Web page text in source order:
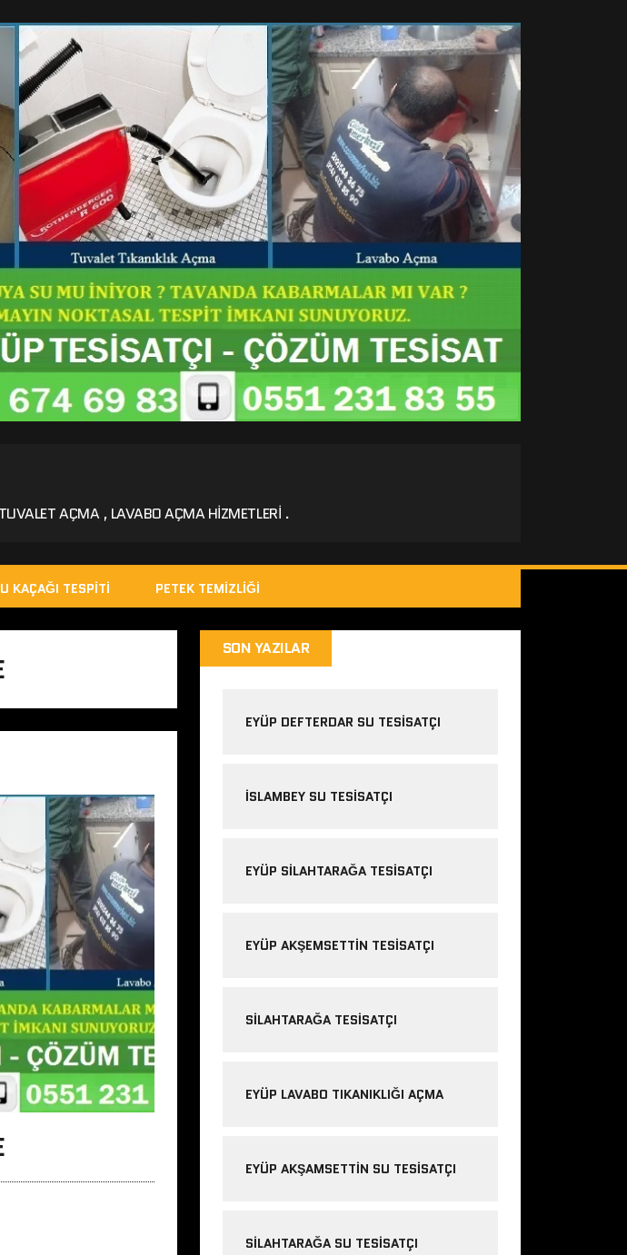
AÇMA , LAVABO AÇMA HIZMETLERI .
KAÇAĞI TESPITI PETEK TEMIZLIĞI
SON YAZILAR
EYÜP DEFTERDAR SU TESISATÇI
İSLAMBEY SU TESISATÇI
EYÜP SILAHTARAĞA TESISATÇI
EYÜP AKŞEMSETTIN TESISATÇI
SILAHTARAĞA TESISATÇI
EYÜP LAVABO TIKANIKLIĞI AÇMA
EYÜP AKŞAMSETTIN SU TESISATÇI
SILAHTARAĞA SU TESISATÇI